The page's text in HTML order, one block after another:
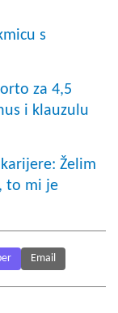
s
za 4,5
i klauzulu
Želim
to mi je
Email